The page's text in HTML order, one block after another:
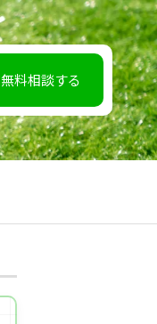
無料相談する